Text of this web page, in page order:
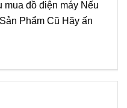
đồ điện máy Nếu
Phẩm Cũ Hãy ấn